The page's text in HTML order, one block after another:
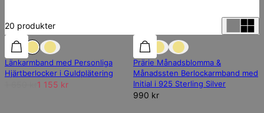
20 produkter
30% rabatt 30% rabatt
Länkarmband med Personliga
Hjärtberlocker i Guldplätering
1 155 kr
Prärie Månadsblomma &
Månadssten Berlockarmband med
Initial i 925 Sterling Silver
990 kr